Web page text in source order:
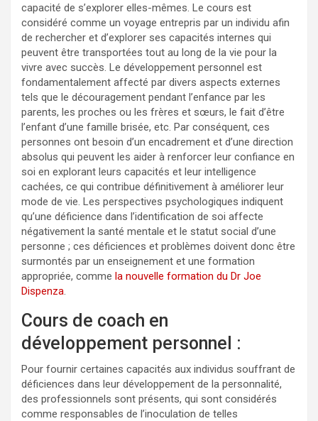
capacité de s’explorer elles-mêmes. Le cours est
considéré comme un voyage entrepris par un individu afin
de rechercher et d’explorer ses capacités internes qui
peuvent être transportées tout au long de la vie pour la
vivre avec succès. Le développement personnel est
fondamentalement affecté par divers aspects externes
tels que le découragement pendant l’enfance par les
parents, les proches ou les frères et sœurs, le fait d’être
l’enfant d’une famille brisée, etc. Par conséquent, ces
personnes ont besoin d’un encadrement et d’une direction
absolus qui peuvent les aider à renforcer leur confiance en
soi en explorant leurs capacités et leur intelligence
cachées, ce qui contribue définitivement à améliorer leur
mode de vie. Les perspectives psychologiques indiquent
qu’une déficience dans l’identification de soi affecte
négativement la santé mentale et le statut social d’une
personne ; ces déficiences et problèmes doivent donc être
surmontés par un enseignement et une formation
appropriée, comme la nouvelle formation du Dr Joe
Dispenza
Cours de coach en
développement personnel :
Pour fournir certaines capacités aux individus souffrant de
déficiences dans leur développement de la personnalité,
des professionnels sont présents, qui sont considérés
comme responsables de l’inoculation de telles